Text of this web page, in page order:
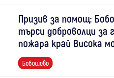
Призив за помощ:
търси доброволци за
пожара край Висока
Бобошево